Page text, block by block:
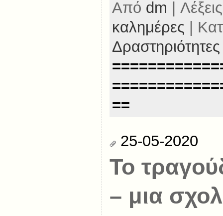
Από dm |
καλημέρες |
==
25-05-2020
Το
– μια